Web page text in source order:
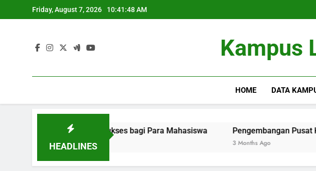
to
Friday, August 7, 2026 10:41:48 AM
Kampus
HOME DATA
HEADLINES
Strategi Sukses bagi Para Mahasiswa Pengembangan Pusat Karir
3 Months Ago